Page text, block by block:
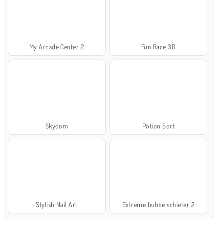
My Arcade Center 2 Fun Race 3D
Skydom Potion Sort
Stylish Nail Art Extreme bubbelschieter 2